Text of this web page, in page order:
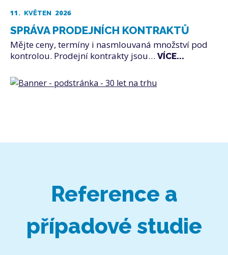
11. KVĚTEN 2026
SPRÁVA PRODEJNÍCH KONTRAKTŮ
Mějte ceny, termíny i nasmlouvaná množství pod
kontrolou. Prodejní kontrakty jsou… VÍCE...
Reference a
případové studie